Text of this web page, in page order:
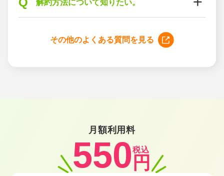
解約方法について知りたい。
その他のよくある質問を見る
月額利用料
550 円
税込